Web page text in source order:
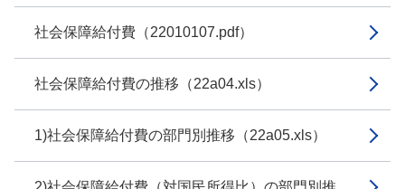
社会保障給付費（22010107.pdf）
社会保障給付費の推移（22a04.xls）
1)社会保障給付費の部門別推移（22a05.xls）